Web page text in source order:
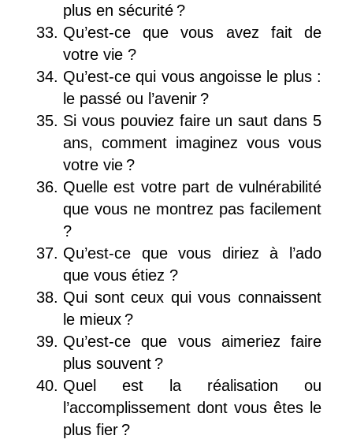
plus en sécurité ?
Qu’est-ce que vous avez fait de
votre vie ?
Qu’est-ce qui vous angoisse le plus :
le passé ou l’avenir ?
Si vous pouviez faire un saut dans 5
ans, comment imaginez vous vous
votre vie ?
Quelle est votre part de vulnérabilité
que vous ne montrez pas facilement
?
Qu’est-ce que vous diriez à l’ado
que vous étiez ?
Qui sont ceux qui vous connaissent
le mieux ?
Qu’est-ce que vous aimeriez faire
plus souvent ?
Quel est la réalisation ou
l’accomplissement dont vous êtes le
plus fier ?